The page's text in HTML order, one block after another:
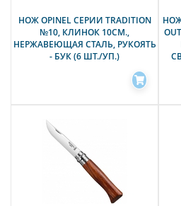
НОЖ OPINEL СЕРИИ TRADITION
№10, КЛИНОК 10СМ.,
НЕРЖАВЕЮЩАЯ СТАЛЬ, РУКОЯТЬ
- БУК (6 ШТ./УП.)
НОЖ